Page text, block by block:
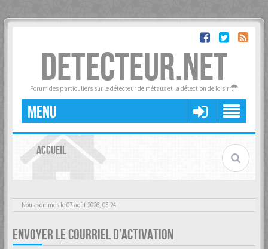
DETECTEUR.NET
Forum des particuliers sur le détecteur de métaux et la détection de loisir
MENU
ACCUEIL
Nous sommes le 07 août 2026, 05:24
ENVOYER LE COURRIEL D’ACTIVATION